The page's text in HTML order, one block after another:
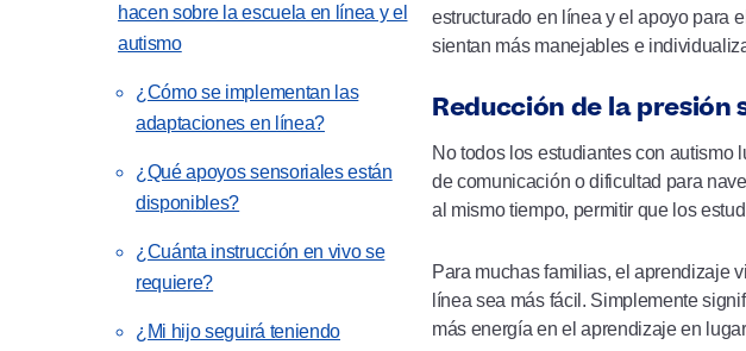
hacen sobre la escuela en línea y el
autismo
¿Cómo se implementan las
adaptaciones en línea?
¿Qué apoyos sensoriales están
disponibles?
¿Cuánta instrucción en vivo se
requiere?
¿Mi hijo seguirá teniendo
estructurado en línea y el apoyo para
sientan más manejables e
Reducción de la presión
No todos los estudiantes con autismo
de comunicación o dificultad para
al mismo tiempo, permitir que los
Para muchas familias, el aprendizaje
línea sea más fácil. Simplemente
más energía en el aprendizaje en